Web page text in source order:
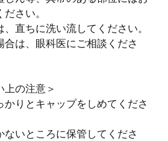
さい。
直ちに洗い流してください。
合は、眼科医にご相談くださ
上の注意＞
りとキャップをしめてくださ
いところに保管してくださ